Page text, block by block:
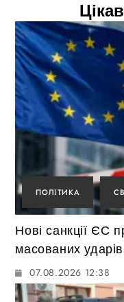
ПОЛІТИКА
Нові санкції ЄС
масованих ударів
07.08.2026 12:38